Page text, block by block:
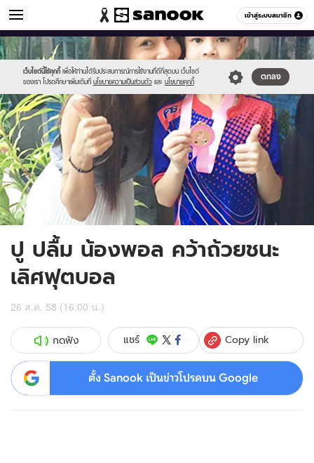
เข้าสู่ระบบสมาชิก
ข่าวบันเทิง หมวดอื่นๆ
เว็บไซต์นี้ใช้คุกกี้ เพื่อให้ท่านได้รับประสบการณ์การใช้งานที่ดีที่สุดบน เว็บไซต์
ของเรา โปรดศึกษาเพิ่มเติมที่ นโยบายความเป็นส่วนตัว และ นโยบายคุกกี้
ตกลง
Sanook
//s.isanook.com/sr/0/images/logo-
new-
sanook.png
600
60
//s.isanook.com/ns/0/ud/370/1854702/641731-
01.jpg
ปู ปลื้ม น้องพอล คว้าถ้วยชนะ
เลิศฟุตบอล
26 ส.ค. 58 (16:00 น.)
กดฟัง แชร์ Copy link
ตั้ง Sanook เป็นข่าวโปรดบน Google